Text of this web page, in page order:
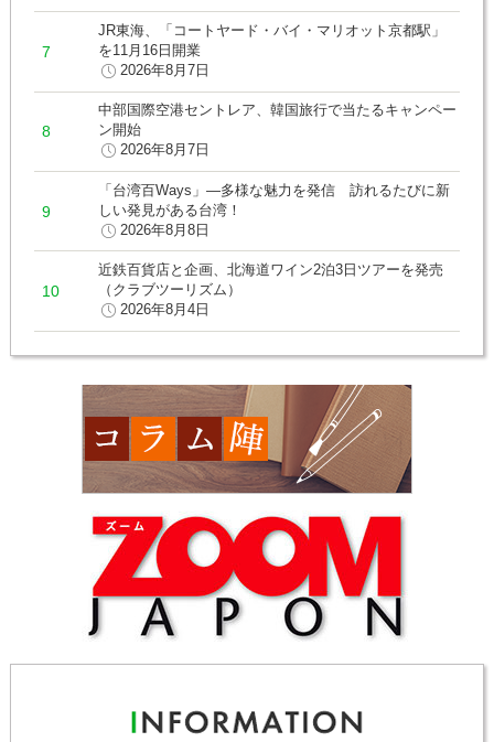
JR東海、「コートヤード・バイ・マリオット京都駅」
を11月16日開業
2026年8月7日
中部国際空港セントレア、韓国旅行で当たるキャンペー
ン開始
2026年8月7日
「台湾百Ways」―多様な魅力を発信 訪れるたびに新
しい発見がある台湾！
2026年8月8日
近鉄百貨店と企画、北海道ワイン2泊3日ツアーを発売
（クラブツーリズム）
2026年8月4日